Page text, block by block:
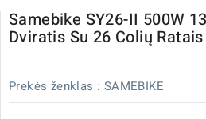
Samebike SY26-II 500W
Dviratis Su 26 Colių Ratais
Prekės ženklas : SAMEBIKE